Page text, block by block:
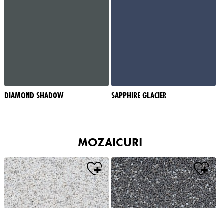
DIAMOND SHADOW SAPPHIRE GLACIER
MOZAICURI